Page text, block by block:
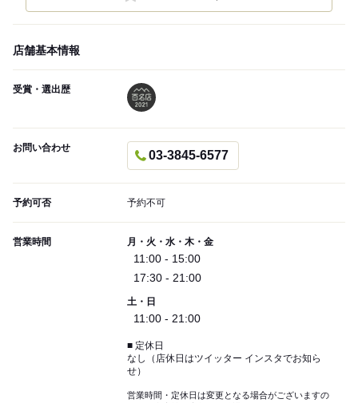
店舗基本情報
受賞・選出歴
お問い合わせ
03-3845-6577
予約可否 予約不可
営業時間 月・火・水・木・金
11:00 - 15:00
17:30 - 21:00
土・日
11:00 - 21:00
■ 定休日
なし（店休日はツイッター インスタでお知ら
せ）
営業時間・定休日は変更となる場合がございますの